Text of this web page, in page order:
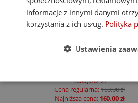
-14%
Fat Brain Toys tablica
manipulacyjna PlayTab
138,00 zł
Cena regularna:160,00 zł
Najniższa cena: 160,00 zł
informacje z innymi danymi
korzystania z ich usług. Polityka
Ustawienia